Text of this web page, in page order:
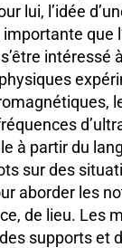
lui, l’idée
que
intéressé
à partir du
sur des
aborder les
de lieu. Les
supports et